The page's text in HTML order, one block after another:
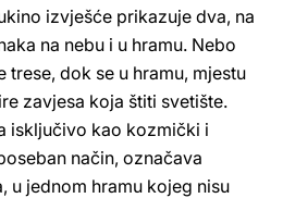
izvješće prikazuje dva, na
na nebu i u hramu. Nebo
trese, dok se u hramu, mjestu
zavjesa koja štiti svetište.
isključivo kao kozmički i
način, označava
u jednom hramu kojeg nisu